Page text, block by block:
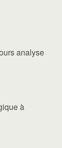
analyse
à